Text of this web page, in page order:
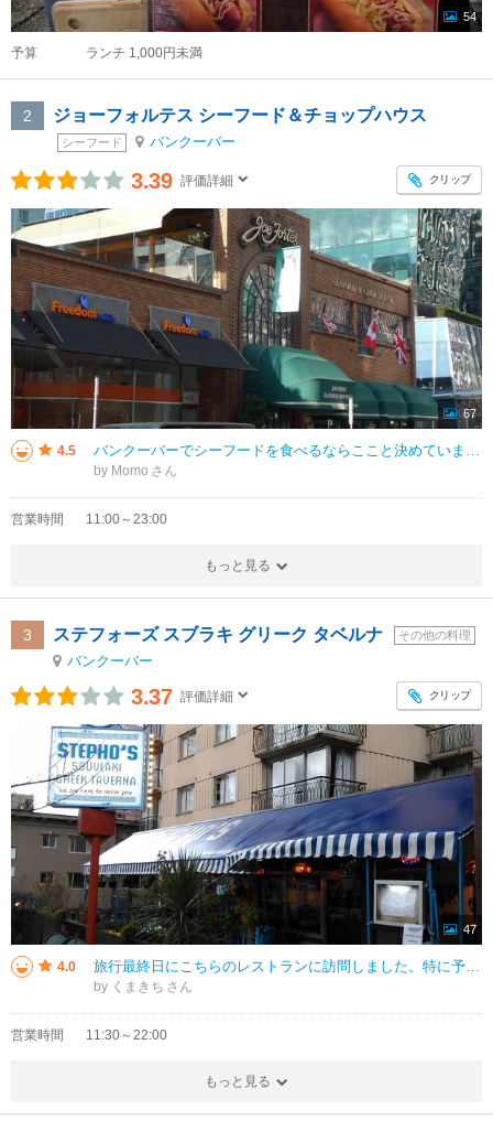
54
予算 ランチ 1,000円未満
2 ジョーフォルテス シーフード＆チョップハウス
シーフード バンクーバー
3.39 評価詳細 クリップ
67
4.5
by Momo
営業時間 11:00～23:00
もっと見る
3 ステフォーズ スブラキ グリーク タベルナ その他の料理
バンクーバー
3.37 評価詳細 クリップ
47
4.0
by くまきち
営業時間 11:30～22:00
もっと見る